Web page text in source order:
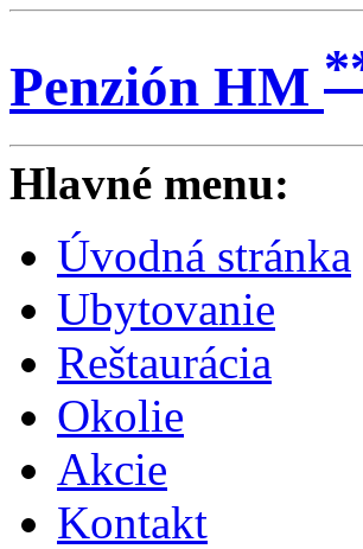
Penzión HM
Hlavné menu:
Úvodná stránka
Ubytovanie
Reštaurácia
Okolie
Akcie
Kontakt